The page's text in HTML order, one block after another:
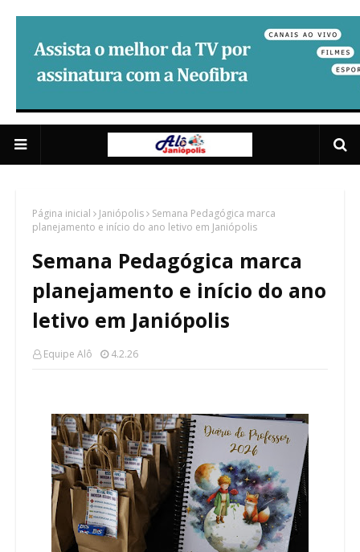
Página inicial Janiópolis
Semana Pedagógica marca
planejamento e início do ano letivo em Janiópolis
Semana Pedagógica marca
planejamento e início do ano
letivo em Janiópolis
Equipe Alô 4.2.26